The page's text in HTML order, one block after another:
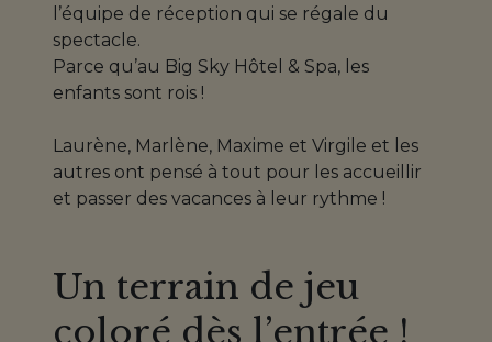
l’équipe de réception qui se régale du
spectacle.
Parce qu’au Big Sky Hôtel & Spa, les
enfants sont rois !
Laurène, Marlène, Maxime et Virgile et les
autres ont pensé à tout pour les accueillir
et passer des vacances à leur rythme !
Un terrain de jeu
coloré dès l’entrée !